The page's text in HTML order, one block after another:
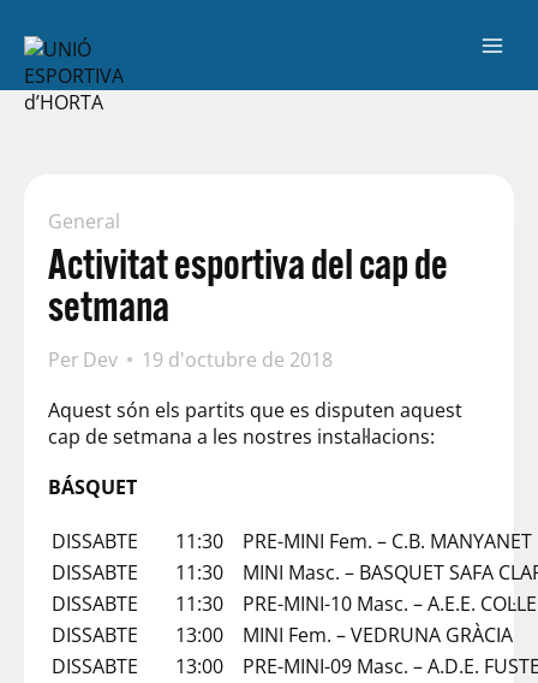
General
Activitat esportiva del cap de
setmana
Per Dev
19 d'octubre de 2018
Aquest són els partits que es disputen aquest
cap de setmana a les nostres instal·lacions:
BÁSQUET
DISSABTE 11:30
PRE-MINI Fem. – C.B. MANYANET
DISSABTE
11:30
MINI Masc. – BASQUET SAFA
DISSABTE
11:30
PRE-MINI-10 Masc. – A.E.E.
DISSABTE
13:00
MINI Fem. – VEDRUNA GRÀCIA
DISSABTE
13:00
PRE-MINI-09 Masc. – A.D.E.